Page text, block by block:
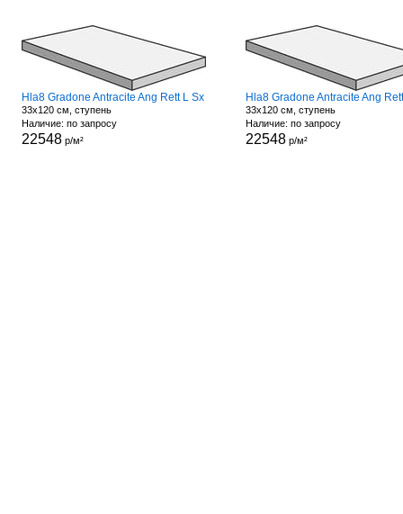
Hla8 Gradone Antracite Ang Rett L Sx
33x120 см, ступень
Наличие: по запросу
22548р/м²
33x120 см, ступень
Наличие: по запросу
22548р/м²